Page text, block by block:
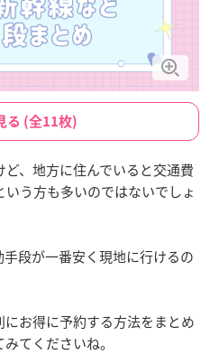
る (全11枚)
、地方に住んでいると交通費
う方も多いのではないでしょ
段が一番安く現地に行けるの
お得に予約する方法をまとめ
てくださいね。